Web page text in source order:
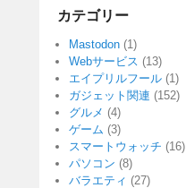
カテゴリー
Mastodon (1)
Webサービス (13)
エイプリルフール (1)
ガジェット関連 (152)
グルメ (4)
ゲーム (3)
スマートウォッチ (16)
パソコン (8)
バラエティ (27)